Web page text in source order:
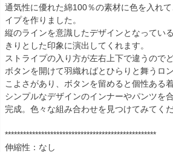
通気性に優れた綿100％の素材に色を入れ
イプを作りました。
縦のラインを意識したデザインとなってい
きりとした印象に演出してくれます。
ストライプの入り方が左右上下で違うので
ボタンを開けて羽織ればとひらりと舞うロ
こよさがあり、ボタンを留めると個性ある着
シンプルなデザインのインナーやパンツを
完成。色々な組み合わせを見つけてみてくだ
**************************************************
伸縮性：なし